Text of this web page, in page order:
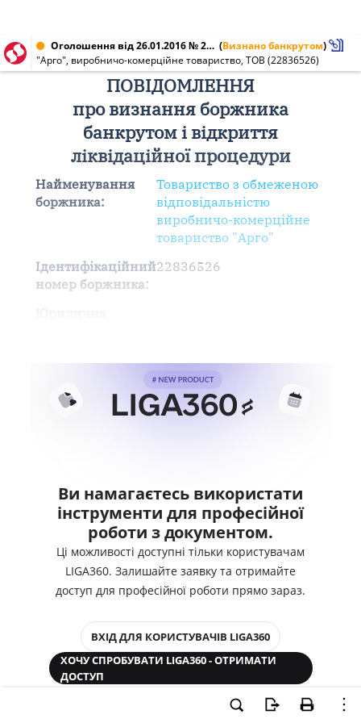
Оголошення від 26.01.2016 № 22836526 (Визнано банкрутом)
"Арго", виробничо-комерційне товариство, ТОВ (22836526)
ПОВІДОМЛЕННЯ
про визнання боржника
банкрутом і відкриття
ліквідаційної процедури
Найменування
боржника:
Товариство з обмеженою
відповідальністю
виробничо-комерційне
товариство "Арго"
Ідентифікаційний
номер боржника:
22836526
Ви намагаєтесь використати
інструменти для професійної
роботи з документом.
Ці можливості доступні тільки користувачам
LIGA360. Залишайте заявку та отримайте
доступ для професійної роботи прямо зараз.
ВХІД ДЛЯ КОРИСТУВАЧІВ LIGA360
ХОЧУ СПРОБУВАТИ LIGA360 - ОТРИМАТИ
ДОСТУП
Законодавство та аналітика